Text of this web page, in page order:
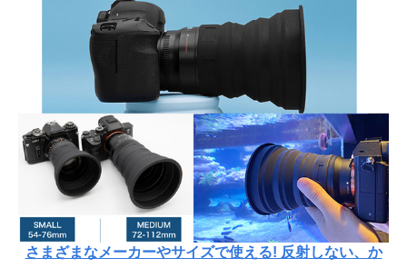
さまざまなメーカーやサイズで使える! 反射しない、か